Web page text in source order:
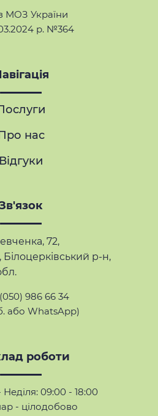
МОЗ України
р. №364
нас
Відгуки
72,
, Білоцерківський р-н,
986 66 34
або WhatsApp)
роботи
09:00 - 18:00
- цілодобово